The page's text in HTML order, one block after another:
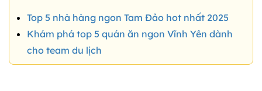
Top 5 nhà hàng ngon Tam Đảo hot nhất 2025
Khám phá top 5 quán ăn ngon Vĩnh Yên dành
cho team du lịch